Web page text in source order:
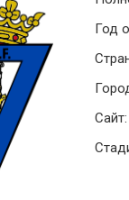
Год
Сайт: